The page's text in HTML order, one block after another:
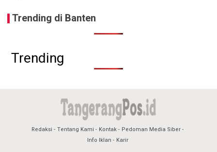
Trending di Banten
Trending
Redaksi Tentang Kami Kontak
Pedoman Media Siber
Info Iklan
Karir